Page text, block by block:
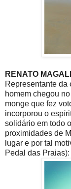
RENATO
Representante da
homem chegou
monge que fez
incorporou o
solidário em todo
proximidades de
lugar e por tal
Pedal das Praias):